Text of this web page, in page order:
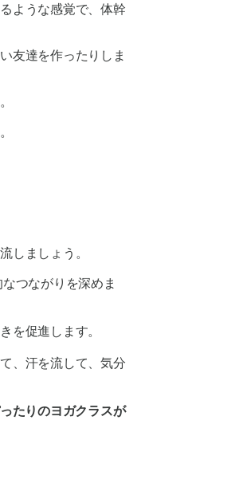
ような感覚で、体幹
友達を作ったりしま
しましょう。
つながりを深めま
を促進します。
、汗を流して、気分
たりのヨガクラスが